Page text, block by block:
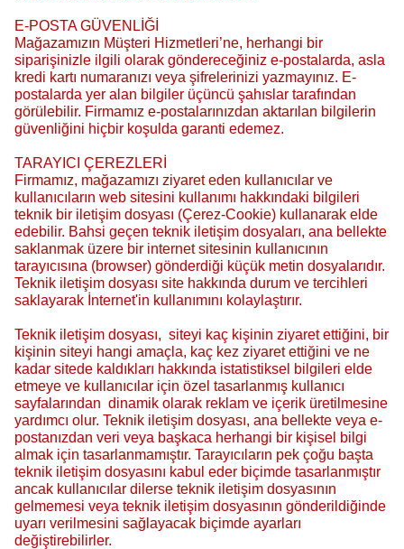
E-POSTA GÜVENLİĞİ
Mağazamızın Müşteri Hizmetleri’ne, herhangi bir
siparişinizle ilgili olarak göndereceğiniz e-postalarda, asla
kredi kartı numaranızı veya şifrelerinizi yazmayınız. E-
postalarda yer alan bilgiler üçüncü şahıslar tarafından
görülebilir. Firmamız e-postalarınızdan aktarılan bilgilerin
güvenliğini hiçbir koşulda garanti edemez.
TARAYICI ÇEREZLERİ
Firmamız, mağazamızı ziyaret eden kullanıcılar ve
kullanıcıların web sitesini kullanımı hakkındaki bilgileri
teknik bir iletişim dosyası (Çerez-Cookie) kullanarak elde
edebilir. Bahsi geçen teknik iletişim dosyaları, ana bellekte
saklanmak üzere bir internet sitesinin kullanıcının
tarayıcısına (browser) gönderdiği küçük metin dosyalarıdır.
Teknik iletişim dosyası site hakkında durum ve tercihleri
saklayarak İnternet'in kullanımını kolaylaştırır.
Teknik iletişim dosyası, siteyi kaç kişinin ziyaret ettiğini, bir
kişinin siteyi hangi amaçla, kaç kez ziyaret ettiğini ve ne
kadar sitede kaldıkları hakkında istatistiksel bilgileri elde
etmeye ve kullanıcılar için özel tasarlanmış kullanıcı
sayfalarından dinamik olarak reklam ve içerik üretilmesine
yardımcı olur. Teknik iletişim dosyası, ana bellekte veya e-
postanızdan veri veya başkaca herhangi bir kişisel bilgi
almak için tasarlanmamıştır. Tarayıcıların pek çoğu başta
teknik iletişim dosyasını kabul eder biçimde tasarlanmıştır
ancak kullanıcılar dilerse teknik iletişim dosyasının
gelmemesi veya teknik iletişim dosyasının gönderildiğinde
uyarı verilmesini sağlayacak biçimde ayarları
değiştirebilirler.